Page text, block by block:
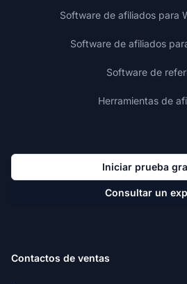
Software de afiliados para
Software de afiliados
Software de
Herramientas de
Iniciar prueba
Consultar un
Contactos de ventas